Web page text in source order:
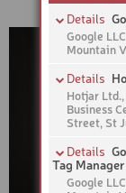
Details
Google
Mountain
Dienste
Auswertung
jederzeit
Funktion
Details
Hotjar
Business
Street, St
Benutzer auf
berechtigten
Details
Tag Manager
Google